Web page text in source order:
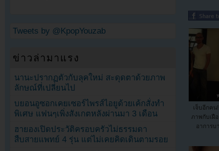
เจ็บอีกคน
ภาพกับเฝื
อาการบ
Tweets by @KpopYouzab
ข่าวล่ามาแรง
นานะปรากฏตัวกับลุคใหม่ สะดุดตาด้วยภาพ
ลักษณ์ที่เปลี่ยนไป
บยอนอูซอกเคยเซอร์ไพรส์ไอยูด้วยเค้กสั่งทำ
พิเศษ แฟนๆเพิ่งสังเกตหลังผ่านมา 3 เดือน
ฮายองเปิดประวัติครอบครัวไม่ธรรมดา
สืบสายแพทย์ 4 รุ่น แต่ไม่เคยคิดเดินตามรอย